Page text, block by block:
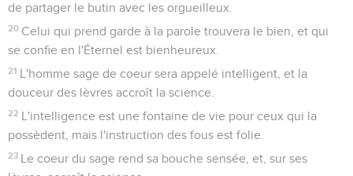
de partager le butin avec les orgueilleux.
20 Celui qui prend garde à la parole trouvera le bien, et qui
se confie en l'Éternel est bienheureux.
21 L'homme sage de coeur sera appelé intelligent, et la
douceur des lèvres accroît la science.
22 L'intelligence est une fontaine de vie pour ceux qui la
possèdent, mais l'instruction des fous est folie.
23 Le coeur du sage rend sa bouche sensée, et, sur ses